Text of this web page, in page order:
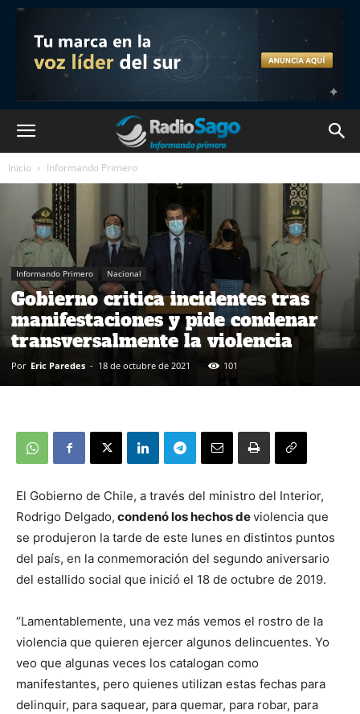
Inicio Informando Primero
Informando Primero Nacional
Gobierno critica incidentes tras
manifestaciones y pide condenar
transversalmente la violencia
Por Eric Paredes - 18 de octubre de 2021 101
El Gobierno de Chile, a través del ministro del Interior,
Rodrigo Delgado, condenó los hechos deviolencia que
se produjeron la tarde de este lunes en distintos puntos
del país, en la conmemoración del segundo aniversario
del estallido social que inició el 18 de octubre de 2019.
“Lamentablemente, una vez más vemos el rostro de la
violencia que quieren ejercer algunos delincuentes. Yo
veo que algunas veces los catalogan como
manifestantes, pero quienes utilizan estas fechas para
delinquir, para saquear, para quemar, para robar, para